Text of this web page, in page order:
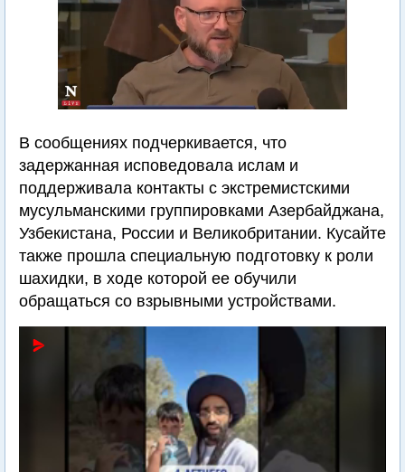
В сообщениях подчеркивается, что
задержанная исповедовала ислам и
поддерживала контакты с экстремистскими
мусульманскими группировками Азербайджана,
Узбекистана, России и Великобритании. Кусайте
также прошла специальную подготовку к роли
шахидки, в ходе которой ее обучили
обращаться со взрывными устройствами.